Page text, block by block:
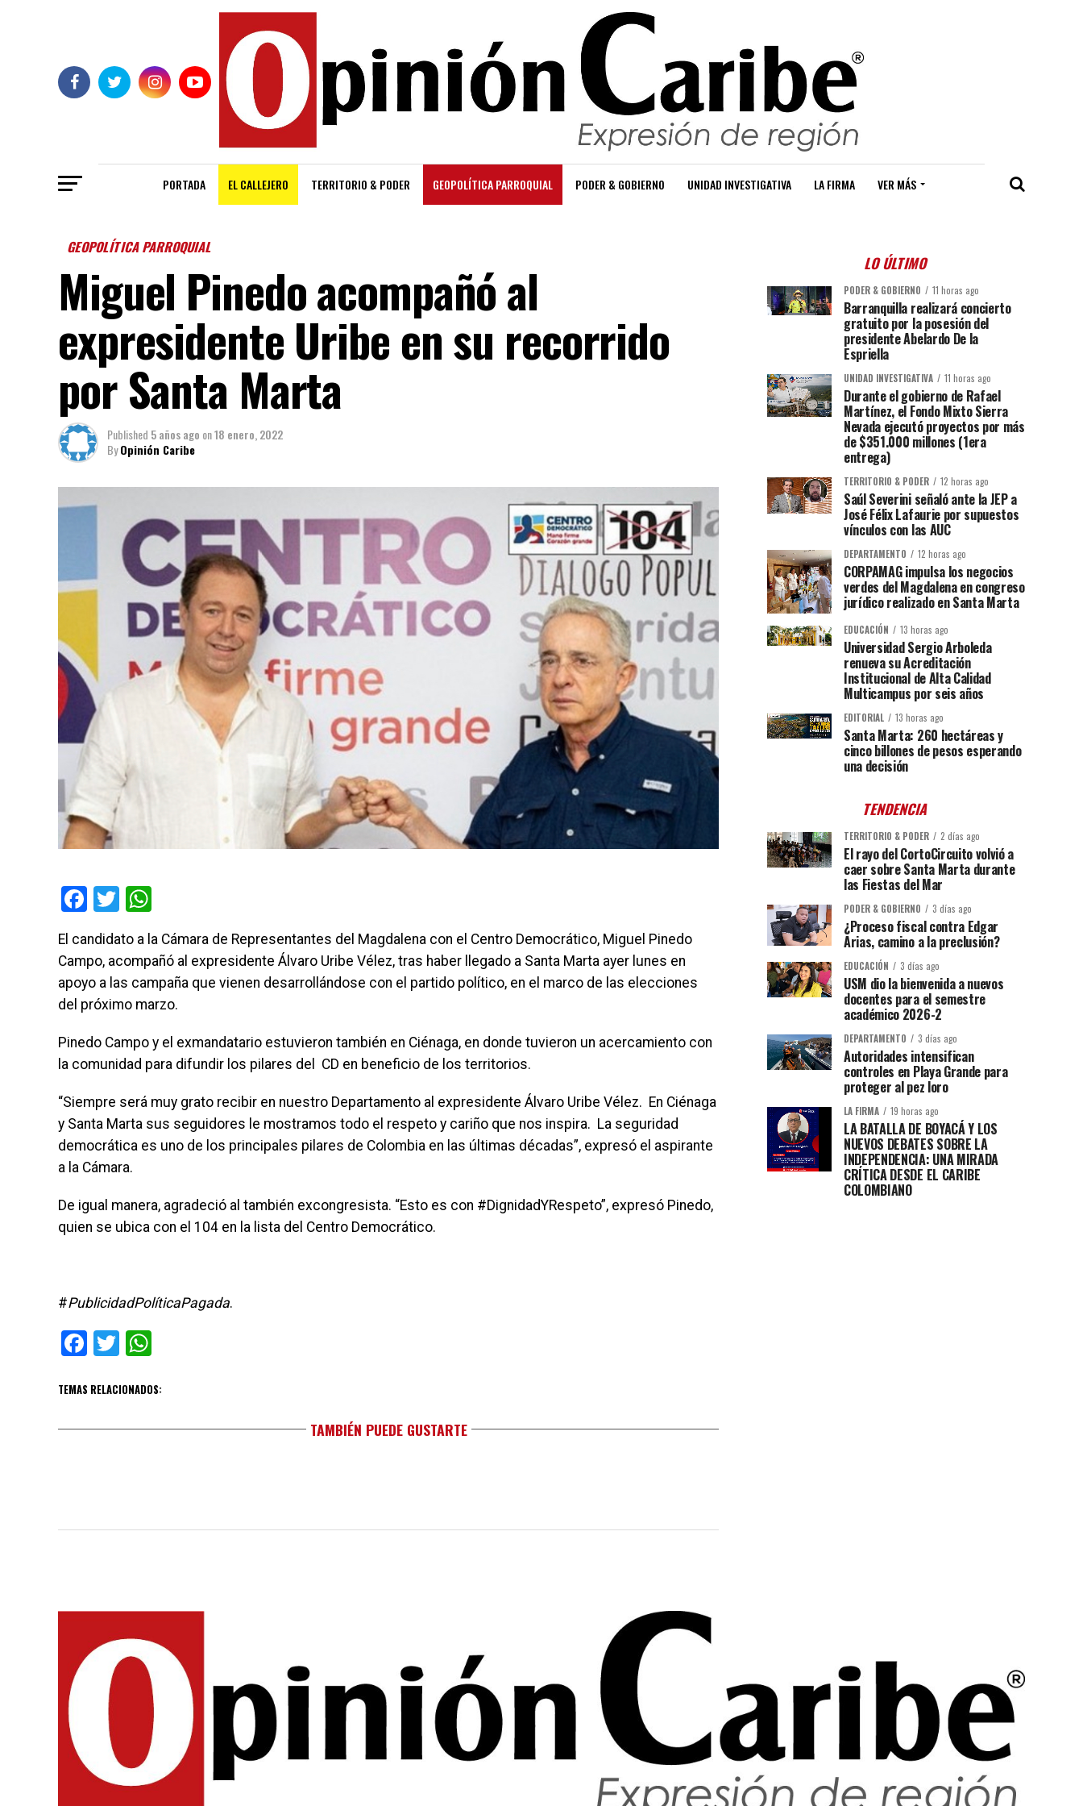
PORTADA EL CALLEJERO TERRITORIO & PODER GEOPOLÍTICA PARROQUIAL PODER & GOBIERNO UNIDAD INVESTIGATIVA LA FIRMA VER MÁS
GEOPOLÍTICA PARROQUIAL
Miguel Pinedo acompañó al
expresidente Uribe en su recorrido
por Santa Marta
Published 5 años ago on18 enero, 2022
ByOpinión Caribe
Facebook
Twitter
El candidato a la Cámara de Representantes del Magdalena con el Centro Democrático, Miguel Pinedo
Campo, acompañó al expresidente Álvaro Uribe Vélez, tras haber llegado a Santa Marta ayer lunes en
apoyo a las campaña que vienen desarrollándose con el partido político, en el marco de las elecciones
del próximo marzo.
Pinedo Campo y el exmandatario estuvieron también en Ciénaga, en donde tuvieron un acercamiento con
la comunidad para difundir los pilares del
CD en beneficio de los territorios.
“Siempre será muy grato recibir en nuestro Departamento al expresidente Álvaro Uribe Vélez. En Ciénaga
y Santa Marta sus seguidores le mostramos todo el respeto y cariño que nos inspira. La seguridad
democrática es uno de los principales pilares de Colombia en las últimas décadas”, expresó el aspirante
a la Cámara.
De igual manera, agradeció al también excongresista. “Esto es con #DignidadYRespeto”, expresó Pinedo,
quien se ubica con el 104 en la lista del Centro Democrático.
#PublicidadPolíticaPagada.
Facebook
Twitter
TEMAS RELACIONADOS:
TAMBIÉN PUEDE GUSTARTE
LO ÚLTIMO
PODER & GOBIERNO 11 horas ago
Barranquilla realizará concierto
gratuito por la posesión del
presidente Abelardo De la
Espriella
UNIDAD INVESTIGATIVA 11 horas ago
Durante el gobierno de Rafael
Martínez, el Fondo Mixto Sierra
Nevada ejecutó proyectos por más
de $351.000 millones (1era
entrega)
TERRITORIO & PODER 12 horas ago
Saúl Severini señaló ante la JEP a
José Félix Lafaurie por supuestos
vínculos con las AUC
DEPARTAMENTO 12 horas ago
CORPAMAG impulsa los negocios
verdes del Magdalena en congreso
jurídico realizado en Santa Marta
EDUCACIÓN 13 horas ago
Universidad Sergio Arboleda
renueva su Acreditación
Institucional de Alta Calidad
Multicampus por seis años
EDITORIAL 13 horas ago
Santa Marta: 260 hectáreas y
cinco billones de pesos esperando
una decisión
TENDENCIA
TERRITORIO & PODER 2 días ago
El rayo del CortoCircuito volvió a
caer sobre Santa Marta durante
las Fiestas del Mar
PODER & GOBIERNO 3 días ago
¿Proceso fiscal contra Edgar
Arias, camino a la preclusión?
EDUCACIÓN 3 días ago
USM dio la bienvenida a nuevos
docentes para el semestre
académico 2026-2
DEPARTAMENTO 3 días ago
Autoridades intensifican
controles en Playa Grande para
proteger al pez loro
LA FIRMA 19 horas ago
LA BATALLA DE BOYACÁ Y LOS
NUEVOS DEBATES SOBRE LA
INDEPENDENCIA: UNA MIRADA
CRÍTICA DESDE EL CARIBE
COLOMBIANO